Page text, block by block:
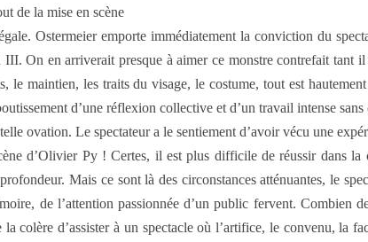
de la mise en scène
Ostermeier emporte immédiatement la conviction du
On en arriverait presque à aimer ce monstre contrefait tant
le maintien, les traits du visage, le costume, tout est
d’une réflexion collective et d’un travail intense sans
ovation. Le spectateur a le sentiement d’avoir vécu une
d’Olivier Py ! Certes, il est plus difficile de réussir dans
Mais ce sont là des circonstances atténuantes, le
de l’attention passionnée d’un public fervent.
colère d’assister à un spectacle où l’artifice, le convenu,